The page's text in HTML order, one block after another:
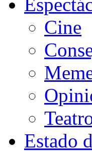
Cine
Estado